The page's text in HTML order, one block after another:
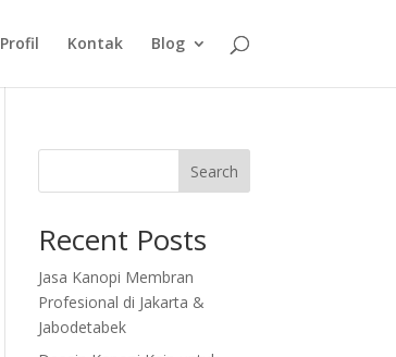
Profil Kontak Blog
Search
Recent Posts
Jasa Kanopi Membran
Profesional di Jakarta &
Jabodetabek